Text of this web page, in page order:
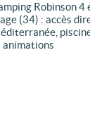
Robinson
(34) : accès
animations